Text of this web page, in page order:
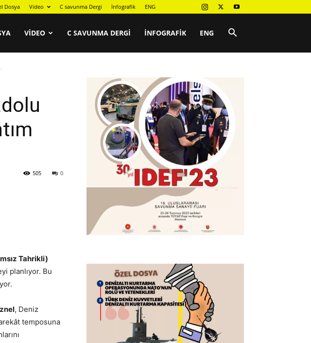
Dosya Video C savunma Dergi İnfografik ENG
VIDEO C SAVUNMA DERGI İNFOGRAFIK ENG
0
505
Tahrikli)
planlıyor. Bu
, Deniz
temposuna